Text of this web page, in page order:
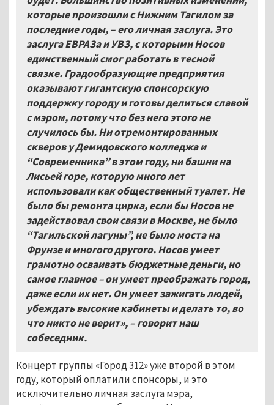
которые произошли с Нижним Тагилом за
последние годы, –его личная заслуга. Это
заслуга ЕВРАЗа и УВЗ, с которыми Носов
единственный смог работать в тесной
связке. Градообразующие предприятия
оказывают гигантскую спонсорскую
поддержку городу и готовы делиться славой
с мэром, потому что без него этого не
случилось бы. Ни отремонтированных
скверов у Демидовского колледжа и
“Современника” в этом году, ни башни на
Лисьей горе, которую много лет
использовали как общественный туалет. Не
было бы ремонта цирка, если бы Носов не
задействовал свои связи в Москве, не было
“Тагильской лагуны”, не было моста на
Фрунзе и многого другого. Носов умеет
грамотно осваивать бюджетные деньги, но
самое главное – он умеет преображать город,
даже если их нет. Он умеет зажигать людей,
убеждать высокие кабинеты и делать то, во
что никто не верит», –говорит наш
собеседник.
Концерт группы «Город 312» уже второй в этом
году, который оплатили спонсоры, и это
исключительно личная заслуга мэра,